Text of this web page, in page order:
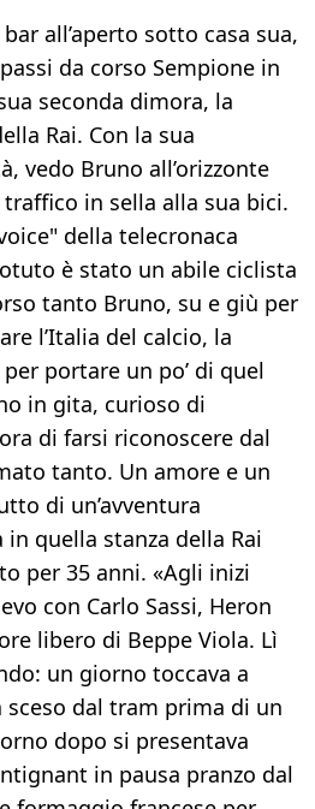
all’aperto sotto casa sua,
da corso Sempione in
seconda dimora, la
Rai. Con la sua
vedo Bruno all’orizzonte
in sella alla sua bici.
della telecronaca
è stato un abile ciclista
tanto Bruno, su e giù per
l’Italia del calcio, la
portare un po’ di quel
in gita, curioso di
di farsi riconoscere dal
tanto. Un amore e un
di un’avventura
quella stanza della Rai
per 35 anni. «Agli inizi
con Carlo Sassi, Heron
libero di Beppe Viola. Lì
un giorno toccava a
sceso dal tram prima di un
dopo si presentava
in pausa pranzo dal